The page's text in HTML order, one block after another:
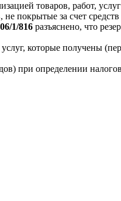
товаров, работ,
за счет
1/816 разъяснено, что
которые получены
при определении